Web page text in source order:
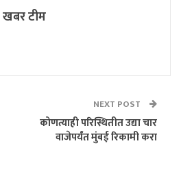
खबर टीम
NEXT POST
कोणत्याही परिस्थितीत उद्या चार
वाजेपर्यंत मुंबई रिकामी करा